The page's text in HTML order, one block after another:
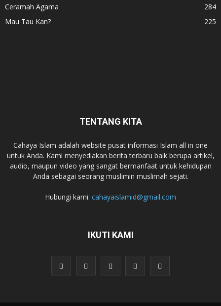
Ceramah Agama
284
Mau Tau Kan?
225
TENTANG KITA
Cahaya Islam adalah website pusat informasi Islam all in one
untuk Anda. Kami menyediakan berita terbaru baik berupa artikel,
audio, maupun video yang sangat bermanfaat untuk kehidupan
Anda sebagai seorang muslimin muslimah sejati.
Hubungi kami: cahayaislamid@gmail.com
IKUTI KAMI